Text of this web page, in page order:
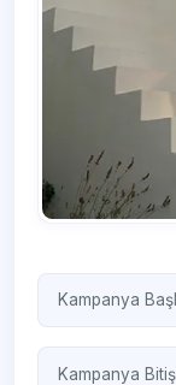
Kampanya
Kampanya